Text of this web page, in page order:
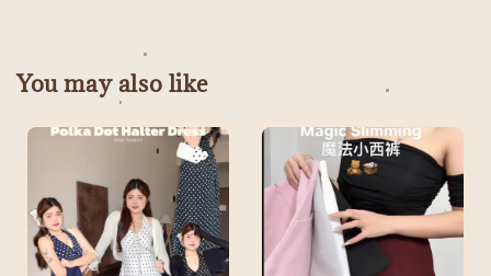
You may also like